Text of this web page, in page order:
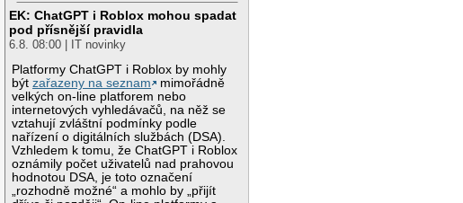
EK: ChatGPT i Roblox mohou spadat
pod přísnější pravidla
6.8. 08:00 | IT novinky
Platformy ChatGPT i Roblox by mohly
býtzařazeny na seznam
mimořádně
velkých on-line platforem nebo
internetových vyhledávačů, na něž se
vztahují zvláštní podmínky podle
nařízení o digitálních službách (DSA).
Vzhledem k tomu, že ChatGPT i Roblox
oznámily počet uživatelů nad prahovou
hodnotou DSA, je toto označení
„rozhodně možné“ a mohlo by „přijít